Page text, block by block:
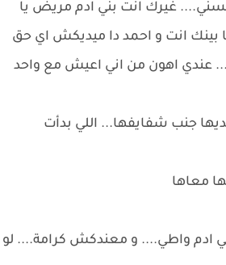
غيرك انت بني ادم مريض يا
انت و احمد دا ميديكش اي حق
عندي اهون من اني اعيش مع واحد
جنب شفايفها... اللي بدأت
معاها
واطي.... و معندكش كرامة.... لو